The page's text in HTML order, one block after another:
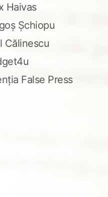
Haivas
Șchiopu
Călinescu
False Press